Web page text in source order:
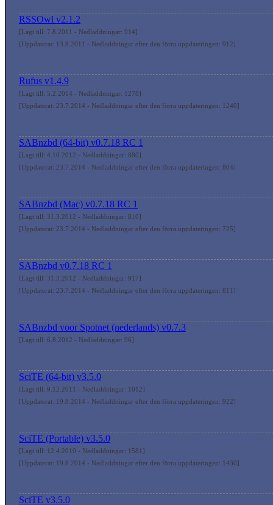
RSSOwl v2.1.2
[Lagt till: 7.8.2011 - Nedladdningar: 914]
[Uppdaterat: 13.8.2011 - Nedladdningar efter den förra uppdateringen: 912]
Rufus v1.4.9
[Lagt till: 5.2.2014 - Nedladdningar: 1278]
[Uppdaterat: 23.7.2014 - Nedladdningar efter den förra uppdateringen: 1240]
SABnzbd (64-bit) v0.7.18 RC 1
[Lagt till: 4.10.2012 - Nedladdningar: 880]
[Uppdaterat: 23.7.2014 - Nedladdningar efter den förra uppdateringen: 804]
SABnzbd (Mac) v0.7.18 RC 1
[Lagt till: 31.3.2012 - Nedladdningar: 810]
[Uppdaterat: 23.7.2014 - Nedladdningar efter den förra uppdateringen: 725]
SABnzbd v0.7.18 RC 1
[Lagt till: 31.3.2012 - Nedladdningar: 917]
[Uppdaterat: 23.7.2014 - Nedladdningar efter den förra uppdateringen: 811]
SABnzbd voor Spotnet (nederlands) v0.7.3
[Lagt till: 6.8.2012 - Nedladdningar: 96]
SciTE (64-bit) v3.5.0
[Lagt till: 9.12.2011 - Nedladdningar: 1012]
[Uppdaterat: 19.8.2014 - Nedladdningar efter den förra uppdateringen: 922]
SciTE (Portable) v3.5.0
[Lagt till: 12.4.2010 - Nedladdningar: 1581]
[Uppdaterat: 19.8.2014 - Nedladdningar efter den förra uppdateringen: 1430]
SciTE v3.5.0